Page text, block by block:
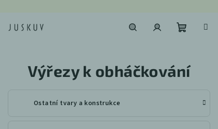
košík
Výřezy k obháčkování
Ostatní tvary a konstrukce